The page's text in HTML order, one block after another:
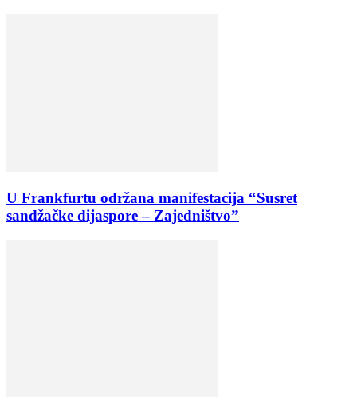
U Frankfurtu održana manifestacija “Susret
sandžačke dijaspore – Zajedništvo”